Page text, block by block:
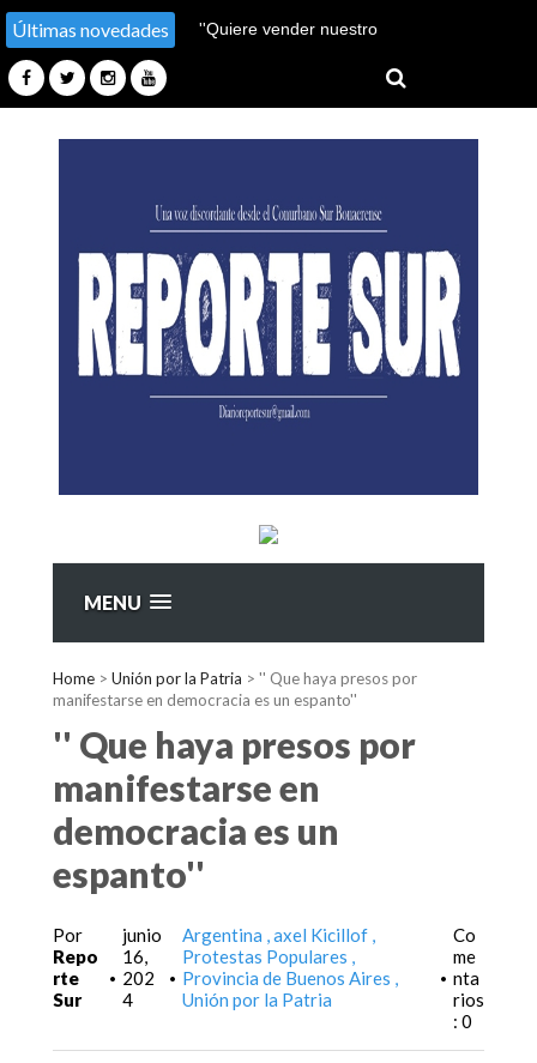
Últimas novedades
''Hay un millón de pobres
MENU
Home > Unión por la Patria > '' Que haya presos por
manifestarse en democracia es un espanto''
'' Que haya presos por
manifestarse en
democracia es un
espanto''
Por
Repo
rte
Sur
•
junio
16,
202
4
•
Argentina axel Kicillof
Protestas Populares
Provincia de Buenos Aires
Unión por la Patria
•
Co
me
nta
rios
: 0